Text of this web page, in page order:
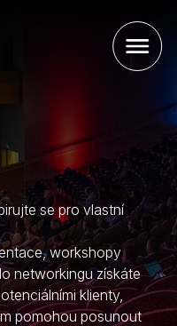
se pro vlastní
workshopy
networkingu získáte
klienty,
pomohou posunout